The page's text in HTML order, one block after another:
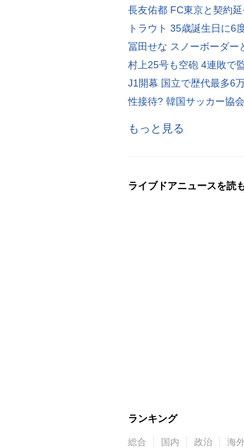
長友佑都 FC東京と契約
トラウト 35歳誕生日に6
冨田せな スノーボーダー
村上25号も空砲 4連敗で
J1開幕 国立で歴代最多6
性接待? 韓国サッカー協
もっと見る
ライブドアニュースを読
ランキング
総合 国内 政治 海